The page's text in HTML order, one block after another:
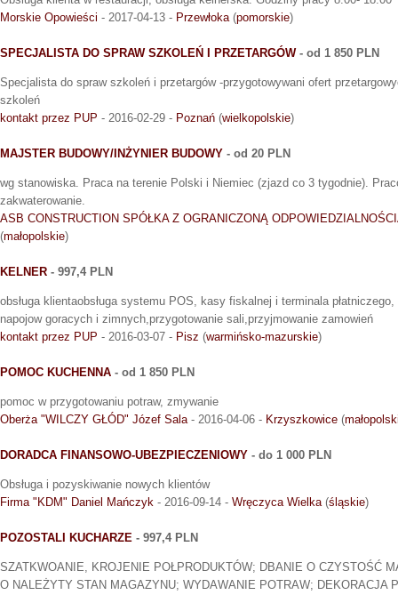
Morskie Opowieści - 2017-04-13 - Przewłoka(pomorskie)
SPECJALISTA DO SPRAW SZKOLEŃ I PRZETARGÓW- od 1 850 PLN
Specjalista do spraw szkoleń i przetargów -przygotowywani ofert
szkoleń
kontakt przez PUP - 2016-02-29 - Poznań (wielkopolskie)
MAJSTER BUDOWY/INŻYNIER BUDOWY - od 20 PLN
wg stanowiska. Praca na terenie Polski i Niemiec (zjazd co 3 tygodnie).
zakwaterowanie.
ASB CONSTRUCTION SPÓŁKA Z OGRANICZONĄ
(małopolskie)
KELNER - 997,4 PLN
obsługa klientaobsługa systemu POS, kasy fiskalnej i terminala
napojow goracych i zimnych,przygotowanie sali,przyjmowanie zamowień
kontakt przez PUP - 2016-03-07 - Pisz (warmińsko-mazurskie)
POMOC KUCHENNA - od 1 850 PLN
pomoc w przygotowaniu potraw, zmywanie
Oberża "WILCZY GŁÓD" Józef Sala- 2016-04-06 - Krzyszkowice (
DORADCA FINANSOWO-UBEZPIECZENIOWY - do 1 000 PLN
Obsługa i pozyskiwanie nowych klientów
Firma "KDM" Daniel Mańczyk - 2016-09-14 - Wręczyca Wielka(śląskie)
POZOSTALI KUCHARZE - 997,4 PLN
SZATKWOANIE, KROJENIE POŁPRODUKTÓW; DBANIE O CZYSTOŚĆ
O NALEŻYTY STAN MAGAZYNU; WYDAWANIE POTRAW; DEKORACJA